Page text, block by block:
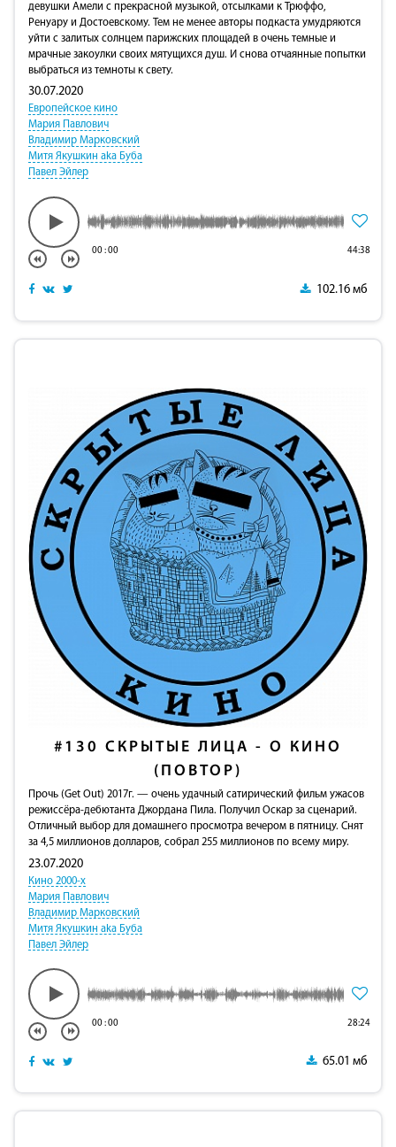
девушки Амели с прекрасной музыкой, отсылками к Трюффо,
Ренуару и Достоевскому. Тем не менее авторы подкаста умудряются
уйти с залитых солнцем парижских площадей в очень темные и
мрачные закоулки своих мятущихся душ. И снова отчаянные попытки
выбраться из темноты к свету.
30.07.2020
Европейское кино
Мария Павлович
Владимир Марковский
Митя Якушкин aka Буба
Павел Эйлер
00:00 44:38
102.16 мб
#130 СКРЫТЫЕ ЛИЦА - О КИНО
(ПОВТОР)
Прочь (Get Out) 2017г. — очень удачный сатирический фильм ужасов
режиссёра-дебютанта Джордана Пила. Получил Оскар за сценарий.
Отличный выбор для домашнего просмотра вечером в пятницу. Снят
за 4,5 миллионов долларов, собрал 255 миллионов по всему миру.
23.07.2020
Кино 2000-х
Мария Павлович
Владимир Марковский
Митя Якушкин aka Буба
Павел Эйлер
00:00 28:24
65.01 мб